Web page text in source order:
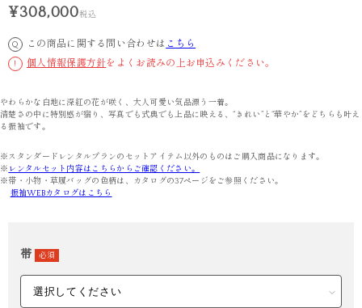
¥308,000税込
Q この商品に関する問い合わせは こちら
! 個人情報保護方針をよくお読みの上お申込みください。
やわらかな白地に深紅の花が咲く、大人可愛い気品漂う一着。
清楚さの中に特別感が宿り、写真でも式典でも上品に映える、“きれい”と“華やか”をどちらも叶え
る振袖です。
※スタンダードレンタルプランのセットアイテム以外のものはご購入商品になります。
※ レンタルセット内容はこちらからご確認ください。
※帯・小物・草履バッグの色柄は、カタログの37ページをご参照ください。
振袖WEBカタログはこちら
帯 必須